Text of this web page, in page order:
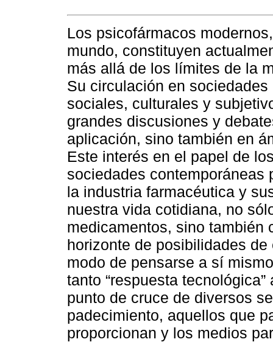
Los psicofármacos
mundo, constituyen
más allá de los límites de la
Su circulación en
sociales, culturales y
grandes discusiones y
aplicación, sino también en
Este interés en el papel de
sociedades contemporáneas
la industria farmacéutica y
nuestra vida cotidiana, no
medicamentos, sino también
horizonte de posibilidades
modo de pensarse a sí
tanto “respuesta
punto de cruce de diversos
padecimiento, aquellos que
proporcionan y los medios